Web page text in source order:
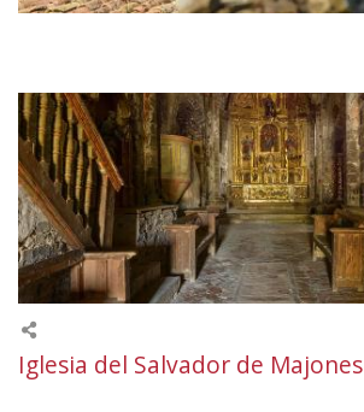
Iglesia del Salvador de Majones